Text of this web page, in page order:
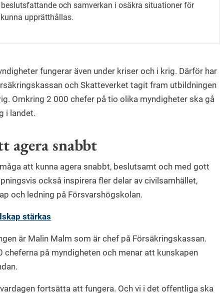
och samverkan i osäkra situationer för
upprätthållas.
fungerar även under kriser och i krig. Därför har
och Skatteverket tagit fram utbildningen
Omkring 2 000 chefer på tio olika myndigheter ska gå
i landet.
agera snabbt
att kunna agera snabbt, beslutsamt och med gott
också inspirera fler delar av civilsamhället,
och ledning på Försvarshögskolan.
stärkas
är Malin Malm som är chef på Försäkringskassan.
på myndigheten och menar att kunskapen
fortsätta att fungera. Och vi i det offentliga ska